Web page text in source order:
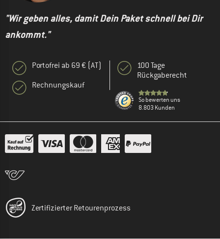
"Wir geben alles, damit Dein Paket schnell bei Dir
ankommt."
Portofrei ab 69 € (AT)
Rechnungskauf
100 Tage
Rückgaberecht
So bewerten uns
8.803 Kunden
Zertifizierter Retourenprozess